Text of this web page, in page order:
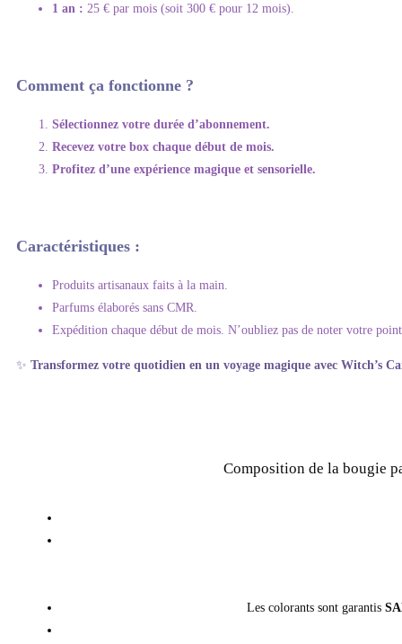
1 an : 25 € par mois (soit 300 € pour 12 mois).
Comment ça fonctionne ?
Sélectionnez votre durée d’abonnement.
Recevez votre box chaque début de mois.
Profitez d’une expérience magique et sensorielle.
Caractéristiques :
Produits artisanaux faits à la main.
Parfums élaborés sans CMR.
Expédition chaque début de mois. N’oubliez pas de noter votre
✨ Transformez votre quotidien en un voyage magique avec Witch’s
Composition de la bougie
Les colorants sont garantis